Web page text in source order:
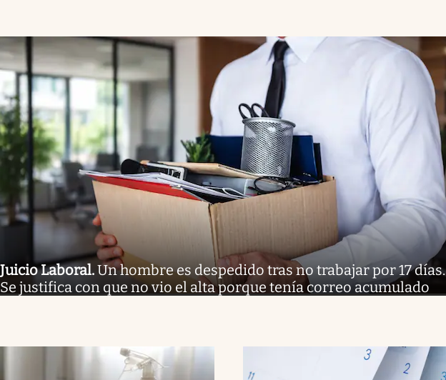
Juicio Laboral.Un hombre es despedido tras no trabajar por 17 días.
Se justifica con que no vio el alta porque tenía correo acumulado